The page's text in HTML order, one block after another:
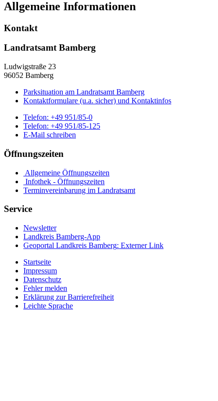
Allgemeine Informationen
Kontakt
Landratsamt Bamberg
Ludwigstraße 23
96052 Bamberg
Parksituation am Landratsamt Bamberg
Kontaktformulare (u.a. sicher) und Kontaktinfos
Telefon: +49 951/85-0
Telefon: +49 951/85-125
E-Mail schreiben
Öffnungszeiten
Allgemeine Öffnungszeiten
Infothek - Öffnungszeiten
Terminvereinbarung im Landratsamt
Service
Newsletter
Landkreis Bamberg-App
Geoportal Landkreis Bamberg: Externer Link
Startseite
Impressum
Datenschutz
Fehler melden
Erklärung zur Barrierefreiheit
Leichte Sprache